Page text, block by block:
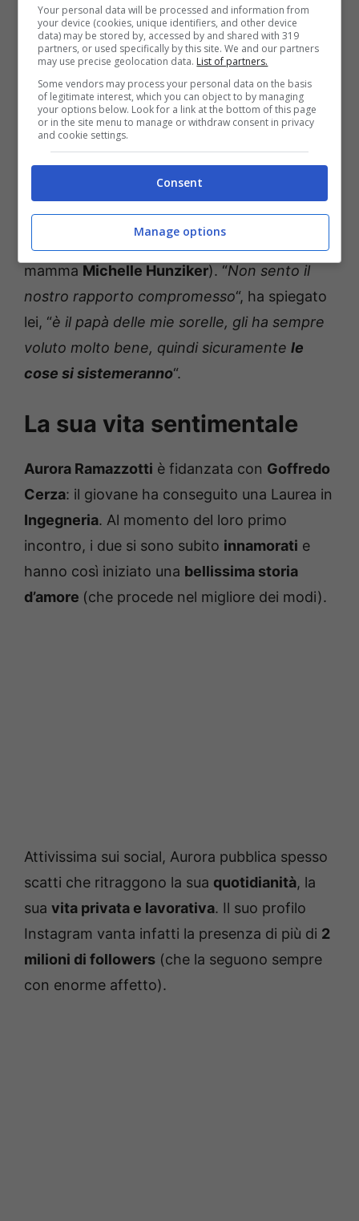
Poi ha parlato anche di altri argomenti della
suavita privata, come l’adolescenzae i primi
alimentari. Infine, ha anche raccontato
qualcosa su
mamma Michelle Hunziker). “Non sento il
nostro rapporto compromesso“, ha spiegato
lei, “è il papà delle mie sorelle, gli ha sempre
voluto molto bene, quindi sicuramente le
cose si sistemeranno“.
La sua vita sentimentale
Aurora Ramazzotti è fidanzata con Goffredo
Cerza: il giovane ha conseguito una Laurea in
Ingegneria. Al momento del loro primo
incontro, i due si sono subito innamorati e
hanno così iniziato una bellissima storia
d’amore (che procede nel migliore dei modi).
Attivissima sui social, Aurora pubblica spesso
scatti che ritraggono la sua quotidianità, la
sua vita privata e lavorativa. Il suo profilo
Instagram vanta infatti la presenza di più di 2
milioni di followers (che la seguono sempre
con enorme affetto).
Your personal data will be processed and information from
your device (cookies, unique identifiers, and other device
data) may be stored by, accessed by and shared with 319
partners, or used specifically by this site. We and our partners
may use precise geolocation data. List of partners.
Some vendors may process your personal data on the basis
of legitimate interest, which you can object to by managing
your options below. Look for a link at the bottom of this page
or in the site menu to manage or withdraw consent in privacy
and cookie settings.
Consent
Manage options